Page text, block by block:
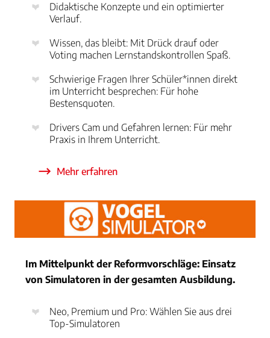
Didaktische Konzepte und ein optimierter
Verlauf.
Wissen, das bleibt: Mit Drück drauf oder
Voting machen Lernstandskontrollen Spaß.
Schwierige Fragen Ihrer Schüler*innen direkt
im Unterricht besprechen: Für hohe
Bestensquoten.
Drivers Cam und Gefahren lernen: Für mehr
Praxis in Ihrem Unterricht.
Mehr erfahren
Im Mittelpunkt der Reformvorschläge: Einsatz
von Simulatoren in der gesamten Ausbildung.
Neo, Premium und Pro: Wählen Sie aus drei
Top-Simulatoren